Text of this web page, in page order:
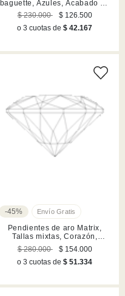
baguette, Azules, Acabado en
rutenio
$ 230.000
$ 126.500
o 3 cuotas de$ 42.167
-45%
Pendientes de aro Matrix,
Tallas mixtas, Corazón,
Blancos, Acabado en rodio
$ 280.000
$ 154.000
o 3 cuotas de$ 51.334